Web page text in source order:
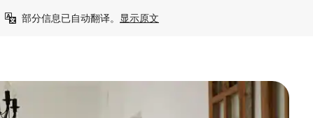
部分信息已自动翻译。 显示原文